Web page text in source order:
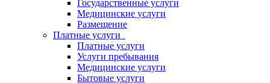
Государственные услуги
Медицинские услуги
Размещение
Платные услуги
Платные услуги
Услуги пребывания
Медицинские услуги
Бытовые услуги